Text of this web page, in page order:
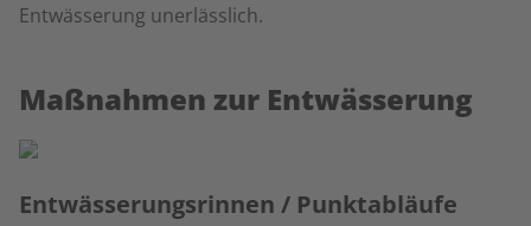
Entwässerung unerlässlich.
Maßnahmen zur Entwässerung
Entwässerungsrinnen / Punktabläufe